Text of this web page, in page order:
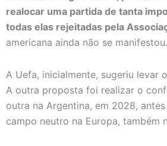
realocar uma partida de tanta
todas elas rejeitadas pela
americana ainda não se manifestou.
A Uefa, inicialmente, sugeriu levar
A outra proposta foi realizar o
outra na Argentina, em 2028,
campo neutro na Europa, também